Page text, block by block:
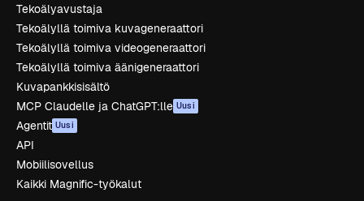
Tekoälyavustaja
Tekoälyllä toimiva kuvageneraattori
Tekoälyllä toimiva videogeneraattori
Tekoälyllä toimiva äänigeneraattori
Kuvapankkisisältö
MCP Claudelle ja ChatGPT:lle Uusi
Agentit Uusi
API
Mobiilisovellus
Kaikki Magnific-työkalut